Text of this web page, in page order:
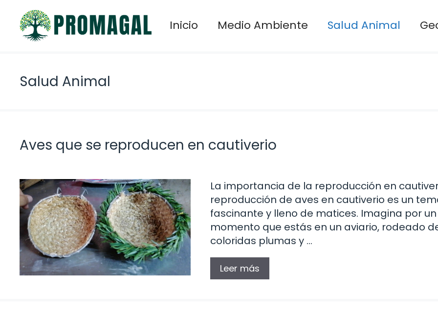
contenido
Inicio Medio Ambiente Salud Animal
Salud Animal
Aves que se reproducen en cautiverio
La importancia de la reproducción en
reproducción de aves en cautiverio es un
fascinante y lleno de matices. Imagina por un
momento que estás en un aviario, rodeado
coloridas plumas y …
Leer más